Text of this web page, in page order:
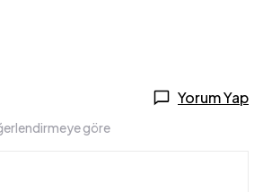
Yorum Yap
göre